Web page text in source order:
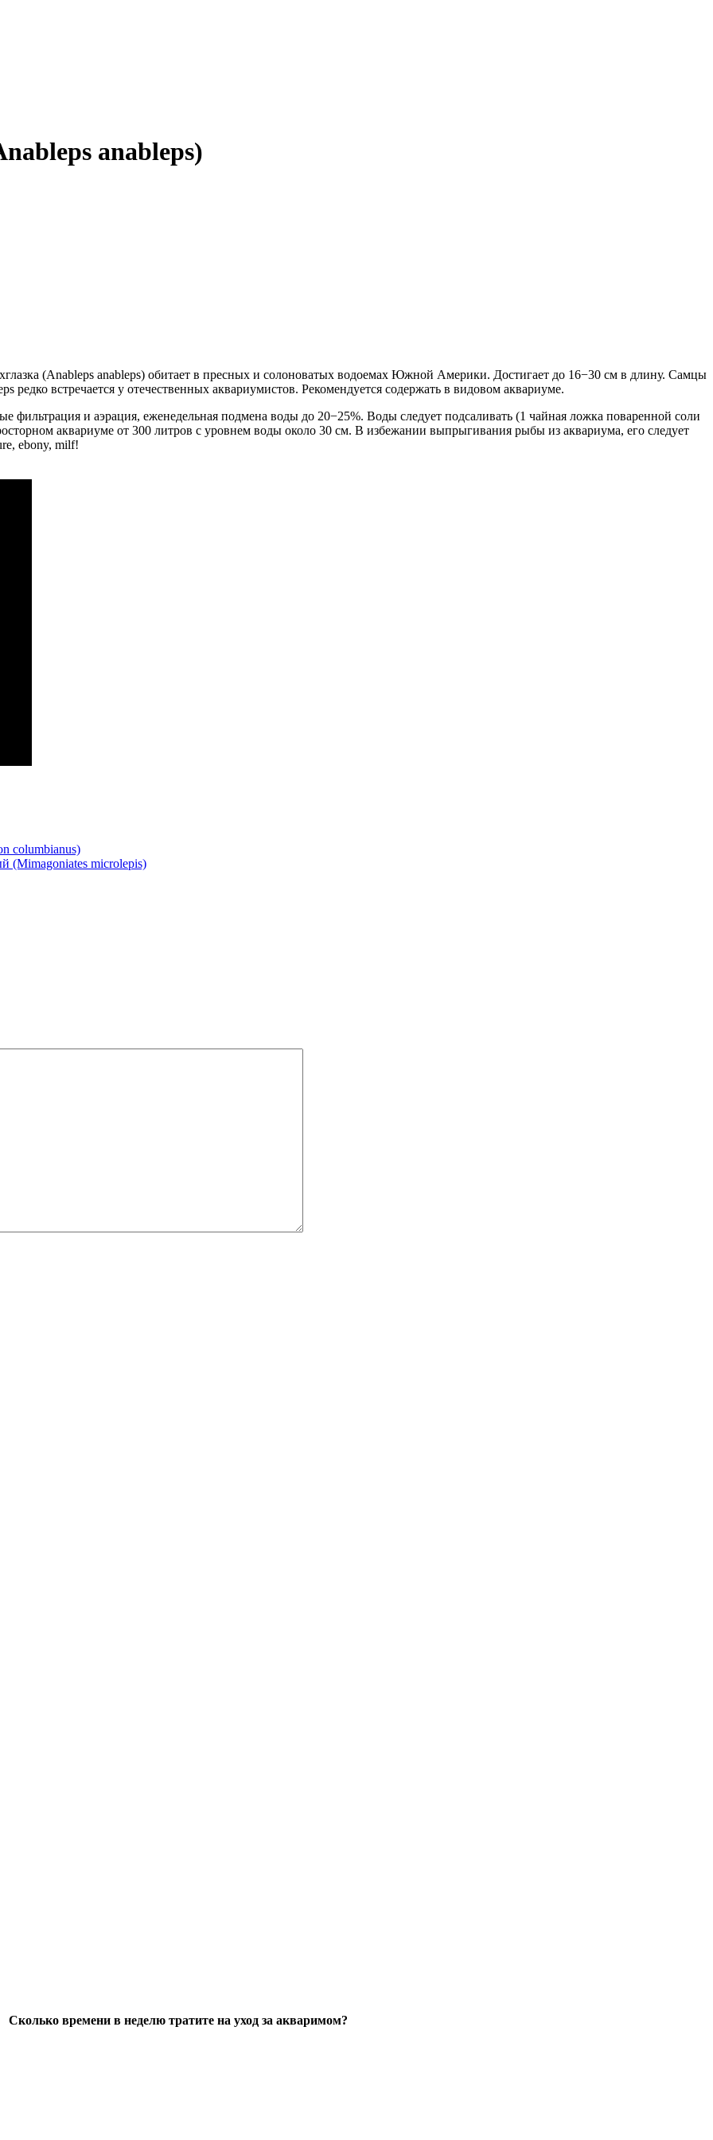
anableps)
(Anableps anableps) обитает в пресных и солоноватых водоемах Южной Америки. Достигает до 16−30 см в длину. Самцы
редко встречается у отечественных аквариумистов. Рекомендуется содержать в видовом аквариуме.
фильтрация и аэрация, еженедельная подмена воды до 20−25%. Воды следует подсаливать (1 чайная ложка поваренной соли
аквариуме от 300 литров с уровнем воды около 30 см. В избежании выпрыгивания рыбы из аквариума, его следует
ebony, milf!
columbianus)
(Mimagoniates microlepis)
Сколько времени в неделю тратите на уход за акваримом?